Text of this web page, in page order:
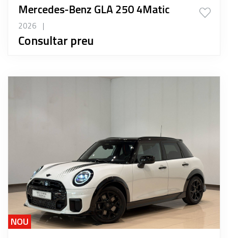
Mercedes-Benz GLA 250 4Matic
2026 |
Consultar preu
NOU